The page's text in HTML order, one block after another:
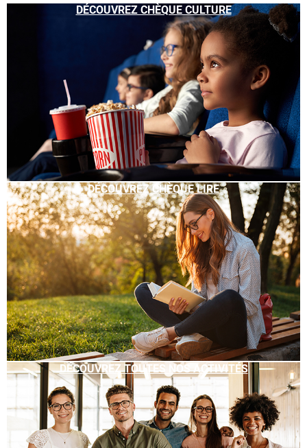
DÉCOUVREZ CHÈQUE CULTURE
DÉCOUVREZ CHÈQUE LIRE
DÉCOUVREZ TOUTES NOS ACTIVITÉS